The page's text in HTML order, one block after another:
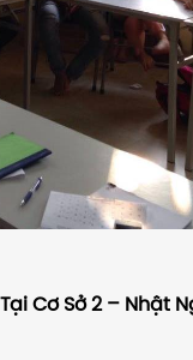
Cơ Sở 2 – Nhật